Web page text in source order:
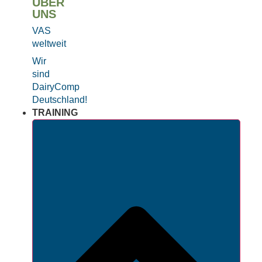
UNS
VAS
weltweit
Wir
sind
DairyComp
Deutschland!
TRAINING